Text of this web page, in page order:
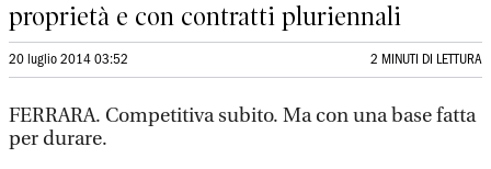
proprietà e con contratti pluriennali
20 luglio 2014 03:52 2 MINUTI DI LETTURA
FERRARA. Competitiva subito. Ma con una base fatta
per durare.